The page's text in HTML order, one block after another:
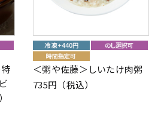
＜粥や佐藤＞しいたけ肉粥
735円（税込）